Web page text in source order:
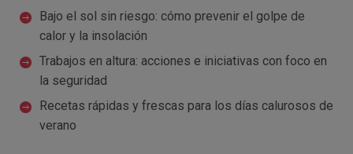
Bajo el sol sin riesgo: cómo prevenir el golpe de
calor y la insolación
Trabajos en altura: acciones e iniciativas con foco en
la seguridad
Recetas rápidas y frescas para los días calurosos de
verano